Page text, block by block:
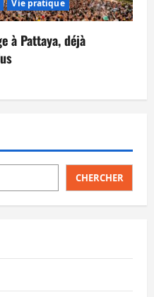
Vie pratique
à Pattaya, déjà
CHERCHER